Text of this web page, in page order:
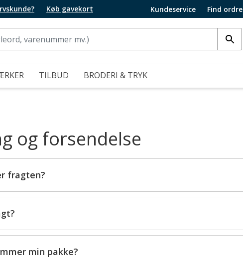
Køb gavekort Kundeservice Find ordre
TILBUD BRODERI & TRYK
og forsendelse
fragten?
min pakke?